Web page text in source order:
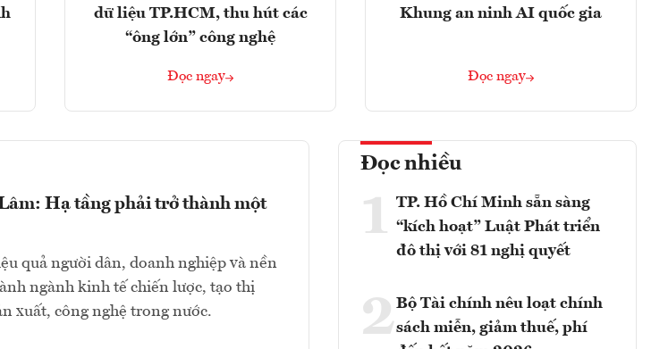
dữ liệu TP.HCM, thu hút các
“ông lớn” công nghệ
Đọc ngay
Khung an ninh AI quốc gia
Đọc ngay
Hạ tầng phải trở thành một
quả người dân, doanh nghiệp và nền
ngành kinh tế chiến lược, tạo thị
xuất, công nghệ trong nước.
Đọc nhiều
1 TP. Hồ Chí Minh sẵn sàng
“kích hoạt” Luật Phát triển
đô thị với 81 nghị quyết
2Bộ Tài chính nêu loạt chính
sách miễn, giảm thuế, phí